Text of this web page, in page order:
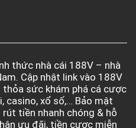
thức nhà cái 188V – nhà
Cập nhật link vào 188V
thỏa sức khám phá cá cược
casino, xổ số,… Bảo mật
tiền nhanh chóng & hỗ
ưu đãi, tiền cược miễn